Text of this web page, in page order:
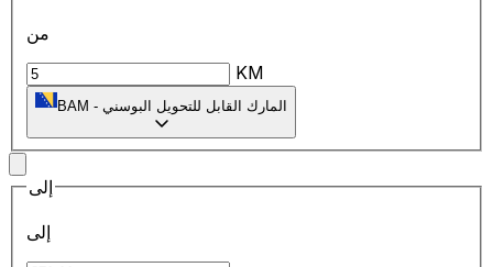
من
KM
BAM - المارك القابل للتحويل البوسني
إلى
إلى